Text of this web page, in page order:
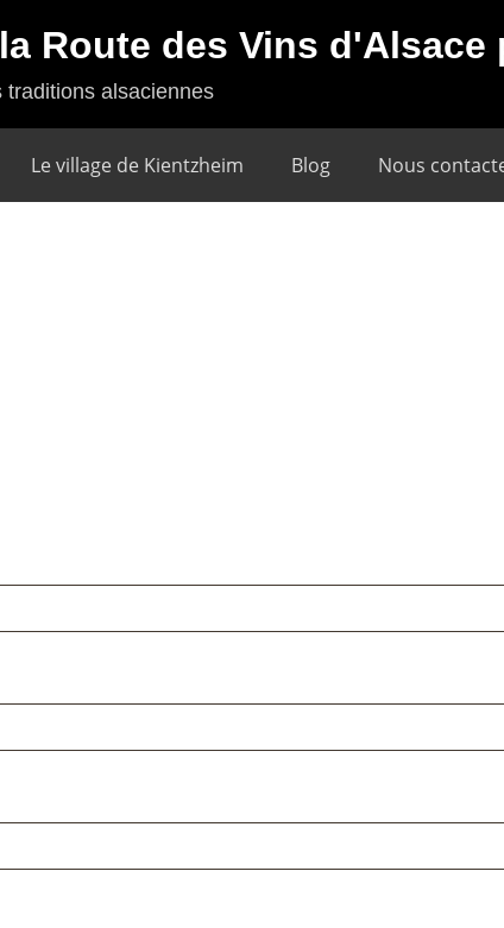
Route des Vins d'Alsace
traditions alsaciennes
Le village de Kientzheim Blog Nous